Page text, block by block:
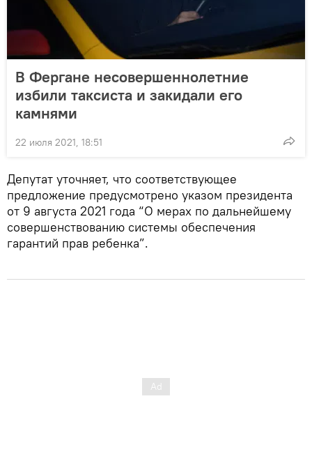
В Фергане несовершеннолетние
избили таксиста и закидали его
камнями
22 июля 2021, 18:51
Депутат уточняет, что соответствующее
предложение предусмотрено указом президента
от 9 августа 2021 года “О мерах по дальнейшему
совершенствованию системы обеспечения
гарантий прав ребенка”.